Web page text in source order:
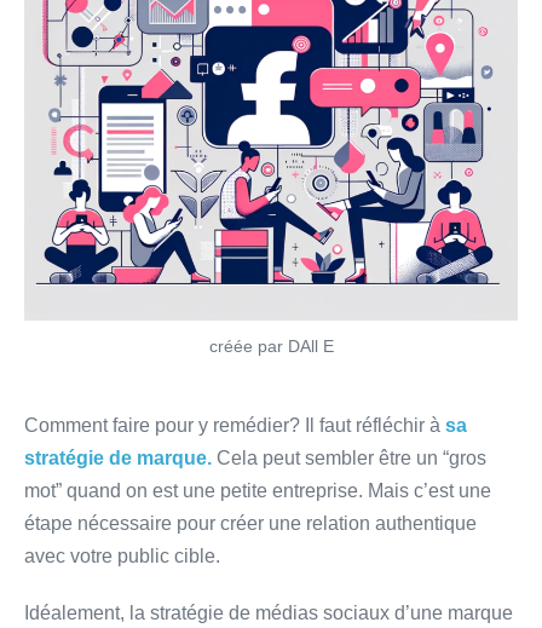
créée par DAll E
Comment faire pour y remédier? Il faut réfléchir à sa
stratégie de marque. Cela peut sembler être un “gros
mot” quand on est une petite entreprise. Mais c’est une
étape nécessaire pour créer une relation authentique
avec votre public cible.
Idéalement, la stratégie de médias sociaux d’une marque